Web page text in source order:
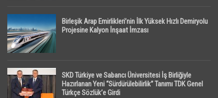
Birleşik Arap Emirlikleri’nin İlk Yüksek Hızlı Demiryolu
Projesine Kalyon İnşaat İmzası
SKD Türkiye ve Sabancı Üniversitesi İş Birliğiyle
Hazırlanan Yeni “Sürdürülebilirlik” Tanımı TDK Genel
Türkçe Sözlük’e Girdi